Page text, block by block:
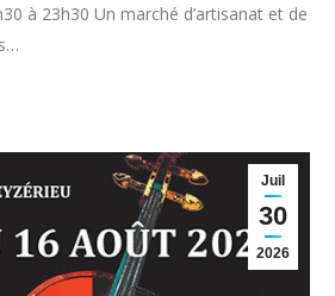
à 23h30 Un marché d’artisanat et de
Juil
30
2026